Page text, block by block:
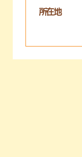
所在地